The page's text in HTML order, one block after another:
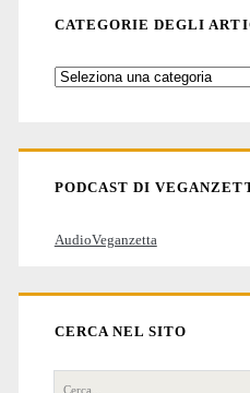
CATEGORIE DEGLI
Categorie
PODCAST DI
AudioVeganzetta
CERCA NEL SITO
Cerca